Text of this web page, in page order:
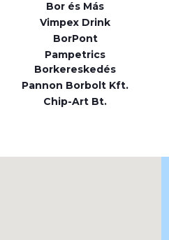
Bor és Más
Vimpex Drink
BorPont
Pampetrics
Borkereskedés
Pannon Borbolt Kft.
Chip-Art Bt.